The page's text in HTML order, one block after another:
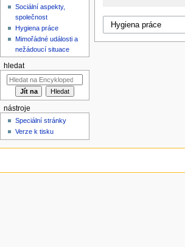
Sociální aspekty,
společnost
Hygiena práce
Mimořádné události a
nežádoucí situace
hledat
nástroje
Speciální stránky
Verze k tisku